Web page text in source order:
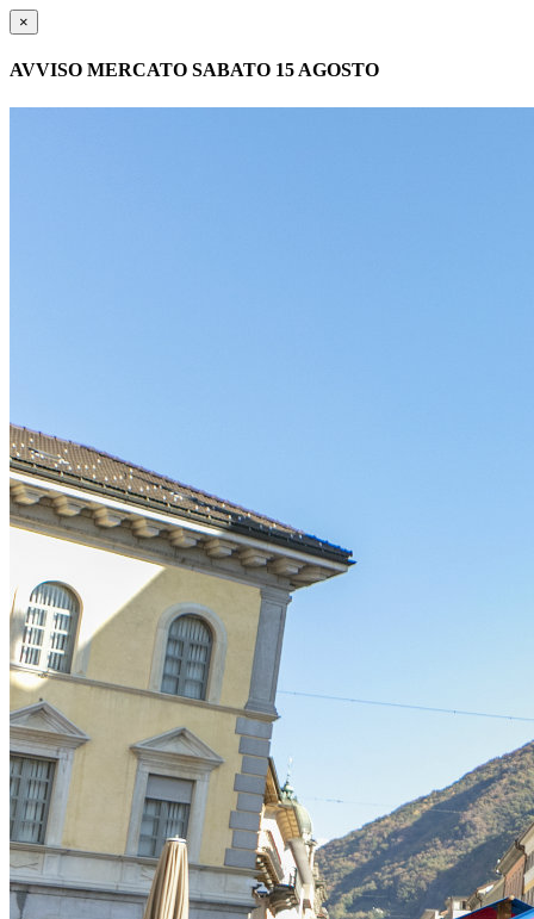
×
AVVISO MERCATO SABATO 15 AGOSTO